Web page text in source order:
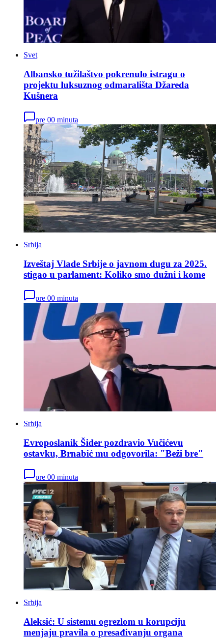
Svet
Albansko tužilaštvo pokrenulo istragu o
projektu luksuznog odmarališta Džareda
Kušnera
pre 00 minuta
Srbija
Izveštaj Vlade Srbije o javnom dugu za 2025.
stigao u parlament: Koliko smo dužni i kome
pre 00 minuta
Srbija
Evroposlanik Šider pozdravio Vučićevu
ostavku, Brnabić mu odgovorila: "Beži bre"
pre 00 minuta
Srbija
Aleksić: U sistemu ogrezlom u korupciju
menjaju pravila o presađivanju organa